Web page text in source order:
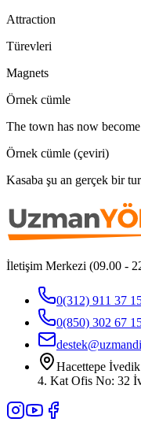
Attraction
Türevleri
Magnets
Örnek cümle
The town has now
Örnek cümle (çeviri)
Kasaba şu an gerçek bir
İletişim Merkezi (09.00 -
0(312) 911 37
0(850) 302 67
Hacettepe
4. Kat Ofis No: 32